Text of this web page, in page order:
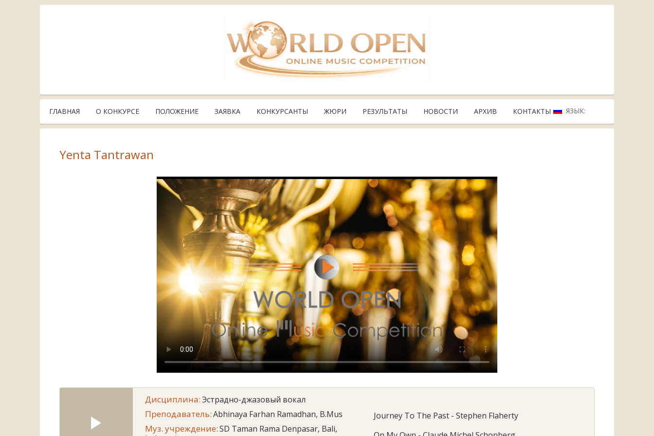
ГЛАВНАЯ О КОНКУРСЕ ПОЛОЖЕНИЕ ЗАЯВКА КОНКУРСАНТЫ ЖЮРИ РЕЗУЛЬТАТЫ НОВОСТИ АРХИВ КОНТАКТЫ ЯЗЫК:
Yenta Tantrawan
Дисциплина:Эстрадно-джазовый вокал
Преподаватель:Abhinaya Farhan Ramadhan, B.Mus
Муз. учреждение:SD Taman Rama Denpasar, Bali,
Journey To The Past - Stephen Flaherty